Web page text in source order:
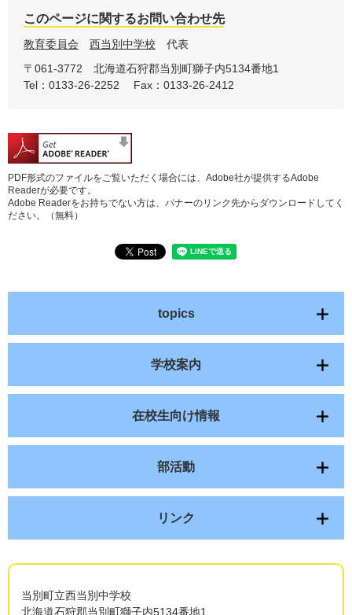
このページに関するお問い合わせ先
教育委員会 西当別中学校
代表
〒061-3772
北海道石狩郡当別町獅子内5134番地1
Tel：0133-26-2252
Fax：0133-26-2412
PDF形式のファイルをご覧いただく場合には、Adobe社が提供するAdobe
Readerが必要です。
Adobe Readerをお持ちでない方は、バナーのリンク先からダウンロードしてく
ださい。（無料）
topics
学校案内
在校生向け情報
部活動
リンク
当別町立西当別中学校
北海道石狩郡当別町獅子内5134番地1